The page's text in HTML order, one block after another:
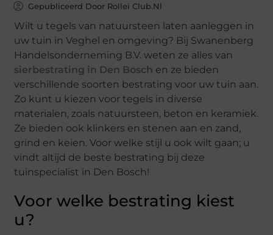
Gepubliceerd Door Rollei Club.nl
Wilt u tegels van natuursteen laten aanleggen in
uw tuin in Veghel en omgeving? Bij Swanenberg
Handelsonderneming B.V. weten ze alles van
sierbestrating in Den Bosch en ze bieden
verschillende soorten bestrating voor uw tuin aan.
Zo kunt u kiezen voor tegels in diverse
materialen, zoals natuursteen, beton en keramiek.
Ze bieden ook klinkers en stenen aan en zand,
grind en keien. Voor welke stijl u ook wilt gaan; u
vindt altijd de beste bestrating bij deze
tuinspecialist in Den Bosch!
Voor welke bestrating kiest
u?